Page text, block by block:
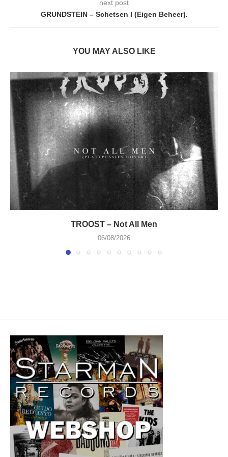
next post
GRUNDSTEIN – Schetsen I (Eigen Beheer).
YOU MAY ALSO LIKE
TROOST – Not All Men
06/08/2026